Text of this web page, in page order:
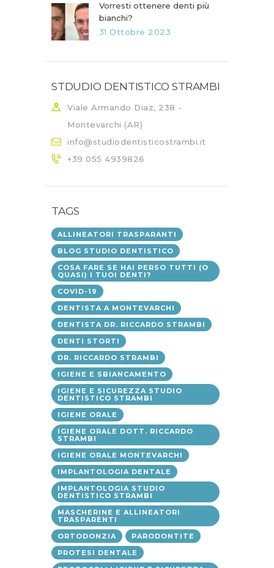
Vorresti ottenere denti più
bianchi?
31 Ottobre 2023
STDUDIO DENTISTICO STRAMBI
Viale Armando Diaz, 238 -
Montevarchi (AR)
info@studiodentisticostrambi.it
+39 055 4939826
TAGS
ALLINEATORI TRASPARANTI
BLOG STUDIO DENTISTICO
COSA FARE SE HAI PERSO TUTTI (O
QUASI) I TUOI DENTI?
COVID-19
DENTISTA A MONTEVARCHI
DENTISTA DR. RICCARDO STRAMBI
DENTI STORTI
DR. RICCARDO STRAMBI
IGIENE E SBIANCAMENTO
IGIENE E SICUREZZA STUDIO
DENTISTICO STRAMBI
IGIENE ORALE
IGIENE ORALE DOTT. RICCARDO
STRAMBI
IGIENE ORALE MONTEVARCHI
IMPLANTOLOGIA DENTALE
IMPLANTOLOGIA STUDIO
DENTISTICO STRAMBI
MASCHERINE E ALLINEATORI
TRASPARENTI
ORTODONZIA
PARODONTITE
PROTESI DENTALE